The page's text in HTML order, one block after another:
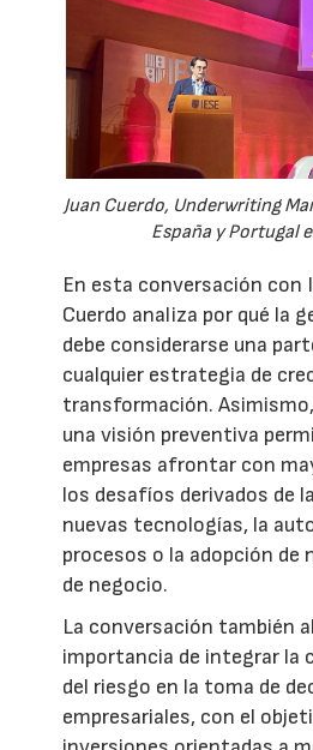
Juan Cuerdo, Underwriting
España y Portugal
En esta conversación con
Cuerdo analiza por qué la
debe considerarse una
cualquier estrategia de
transformación.
una visión preventiva
empresas afrontar con
los desafíos derivados de
nuevas tecnologías, la
procesos o la adopción de
de negocio.
La conversación también
importancia de integrar la
del riesgo en la toma de
empresariales, con el